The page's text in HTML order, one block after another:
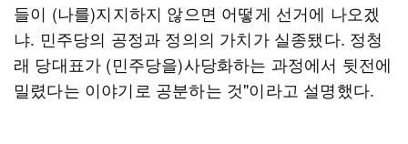
들이 (나를)지지하지 않으면 어떻게 선거에 나오겠
냐. 민주당의 공정과 정의의 가치가 실종됐다. 정청
래 당대표가 (민주당을)사당화하는 과정에서 뒷전에
밀렸다는 이야기로 공분하는 것"이라고 설명했다.